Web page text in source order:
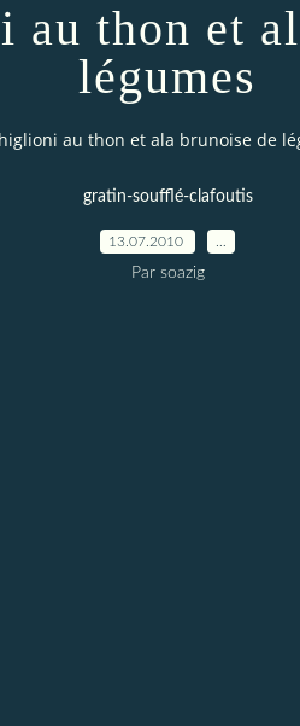
au thon et
légumes
au thon et ala brunoise de
gratin-soufflé-clafoutis
13.07.2010
Par soazig